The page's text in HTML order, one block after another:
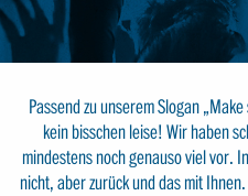
Passend zu unserem Slogan
kein bisschen leise! Wir haben
mindestens noch genauso viel vor.
nicht, aber zurück und das mit